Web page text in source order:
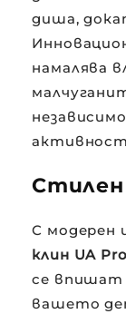
диша,
намалява
Стилен
С модерен
клин UA
се впишат
вашето